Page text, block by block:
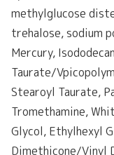
methylglucose
trehalose, sodium
Mercury,
Taurate/
Stearoyl Taurate,
Tromethamine,
Glycol, Ethylhexyl
Dimethicone/Vinyl